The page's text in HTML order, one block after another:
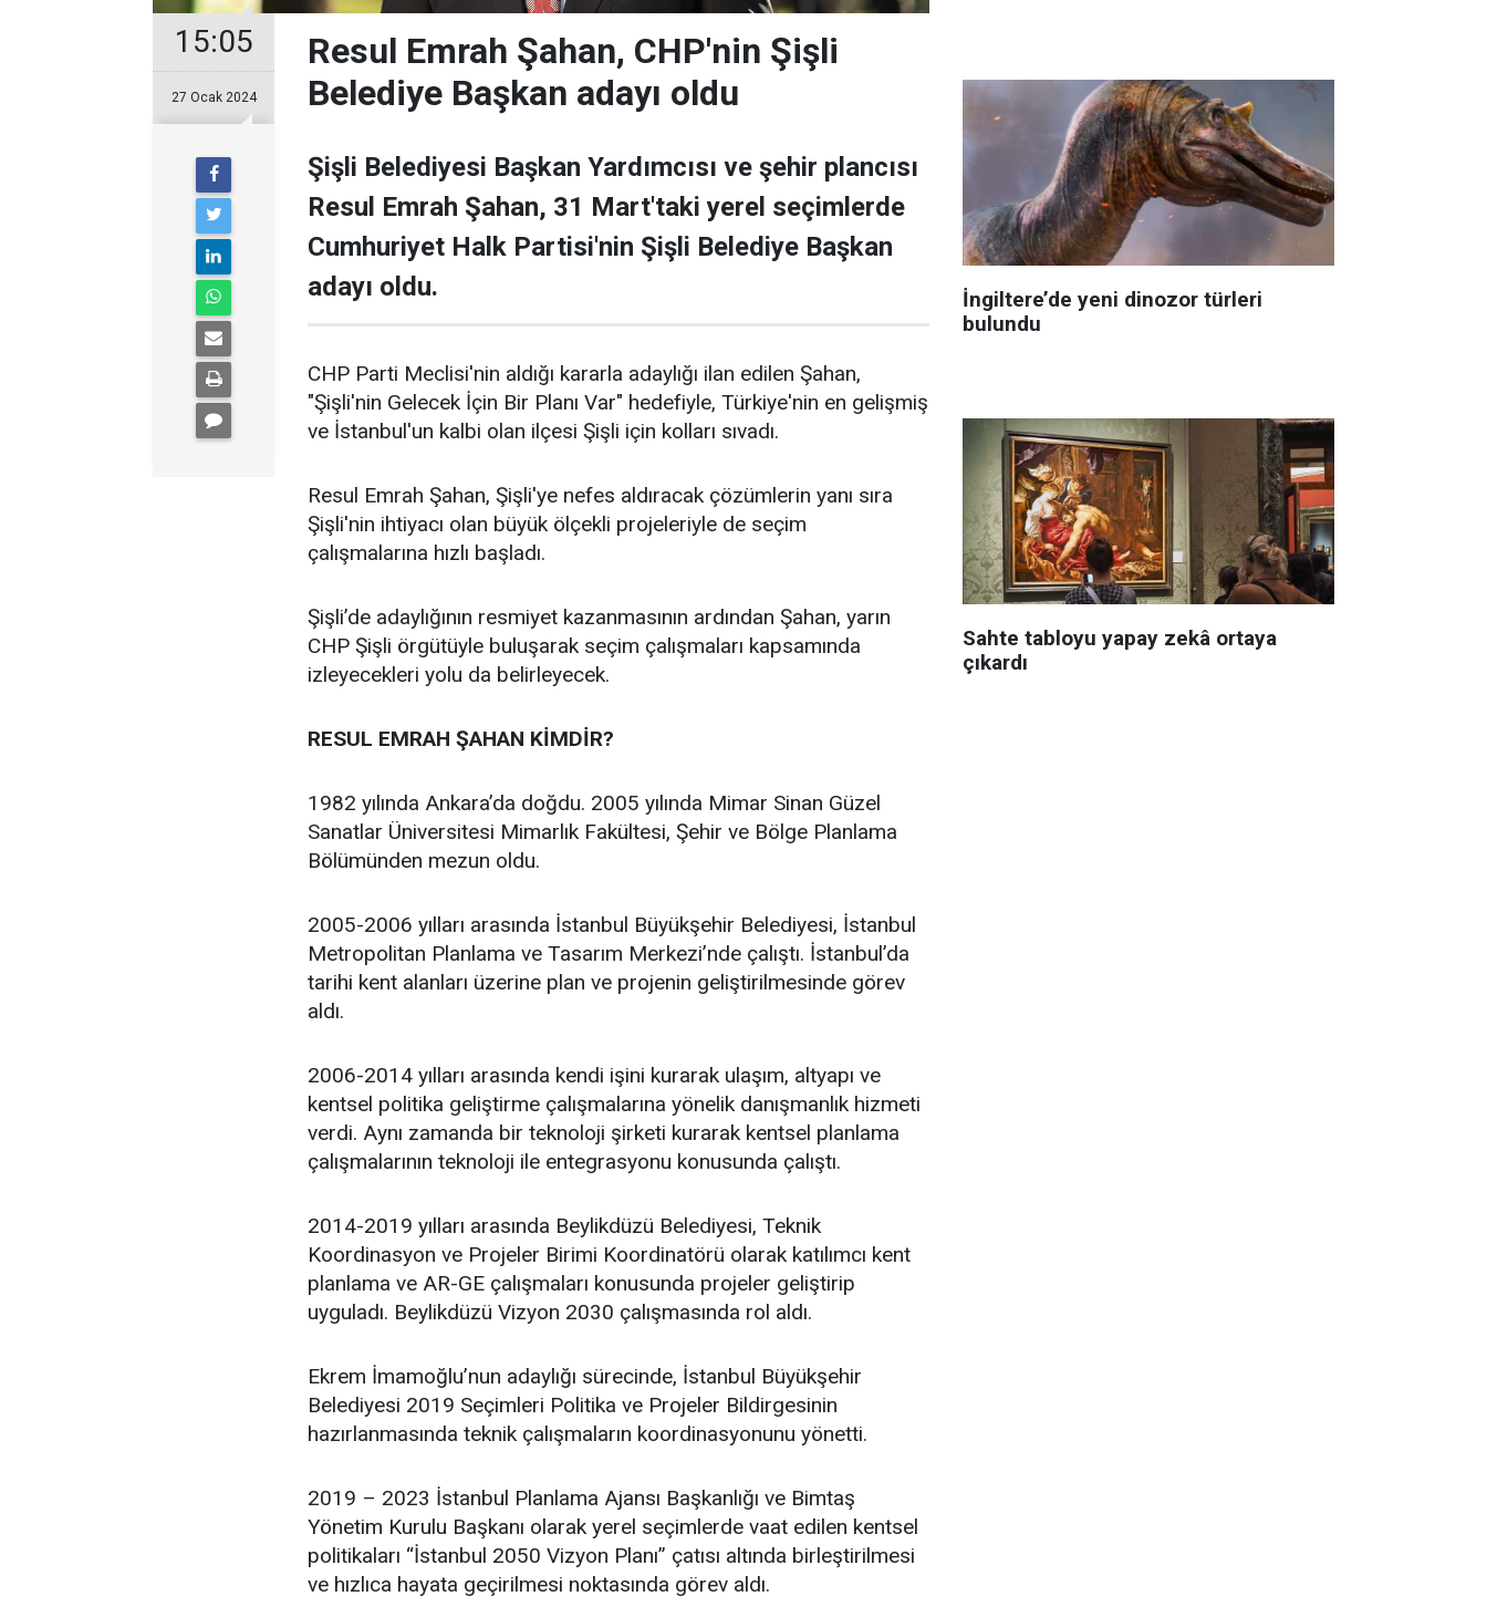
15:05
27 Ocak 2024
Resul Emrah Şahan, CHP'nin Şişli
Belediye Başkan adayı oldu
Şişli Belediyesi Başkan Yardımcısı ve şehir plancısı
Resul Emrah Şahan, 31 Mart'taki yerel seçimlerde
Cumhuriyet Halk Partisi'nin Şişli Belediye Başkan
adayı oldu.
CHP Parti Meclisi'nin aldığı kararla adaylığı ilan edilen Şahan,
"Şişli'nin Gelecek İçin Bir Planı Var" hedefiyle, Türkiye'nin en gelişmiş
ve İstanbul'un kalbi olan ilçesi Şişli için kolları sıvadı.
Resul Emrah Şahan, Şişli'ye nefes aldıracak çözümlerin yanı sıra
Şişli'nin ihtiyacı olan büyük ölçekli projeleriyle de seçim
çalışmalarına hızlı başladı.
Şişli’de adaylığının resmiyet kazanmasının ardından Şahan, yarın
CHP Şişli örgütüyle buluşarak seçim çalışmaları kapsamında
izleyecekleri yolu da belirleyecek.
RESUL EMRAH ŞAHAN KİMDİR?
1982 yılında Ankara’da doğdu. 2005 yılında Mimar Sinan Güzel
Sanatlar Üniversitesi Mimarlık Fakültesi, Şehir ve Bölge Planlama
Bölümünden mezun oldu.
2005-2006 yılları arasında İstanbul Büyükşehir Belediyesi, İstanbul
Metropolitan Planlama ve Tasarım Merkezi’nde çalıştı. İstanbul’da
tarihi kent alanları üzerine plan ve projenin geliştirilmesinde görev
aldı.
2006-2014 yılları arasında kendi işini kurarak ulaşım, altyapı ve
kentsel politika geliştirme çalışmalarına yönelik danışmanlık hizmeti
verdi. Aynı zamanda bir teknoloji şirketi kurarak kentsel planlama
çalışmalarının teknoloji ile entegrasyonu konusunda çalıştı.
2014-2019 yılları arasında Beylikdüzü Belediyesi, Teknik
Koordinasyon ve Projeler Birimi Koordinatörü olarak katılımcı kent
planlama ve AR-GE çalışmaları konusunda projeler geliştirip
uyguladı. Beylikdüzü Vizyon 2030 çalışmasında rol aldı.
Ekrem İmamoğlu’nun adaylığı sürecinde, İstanbul Büyükşehir
Belediyesi 2019 Seçimleri Politika ve Projeler Bildirgesinin
hazırlanmasında teknik çalışmaların koordinasyonunu yönetti.
2019 – 2023 İstanbul Planlama Ajansı Başkanlığı ve Bimtaş
Yönetim Kurulu Başkanı olarak yerel seçimlerde vaat edilen kentsel
politikaları “İstanbul 2050 Vizyon Planı” çatısı altında birleştirilmesi
ve hızlıca hayata geçirilmesi noktasında görev aldı.
İngiltere’de yeni dinozor türleri
bulundu
Sahte tabloyu yapay zekâ ortaya
çıkardı